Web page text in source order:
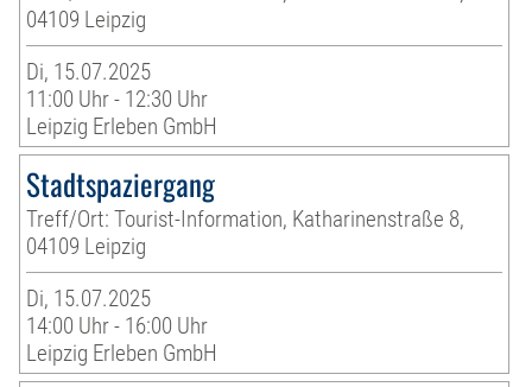
04109 Leipzig
Di, 15.07.2025
11:00 Uhr - 12:30 Uhr
Leipzig Erleben GmbH
Stadtspaziergang
Treff/Ort: Tourist-Information, Katharinenstraße 8,
04109 Leipzig
Di, 15.07.2025
14:00 Uhr - 16:00 Uhr
Leipzig Erleben GmbH